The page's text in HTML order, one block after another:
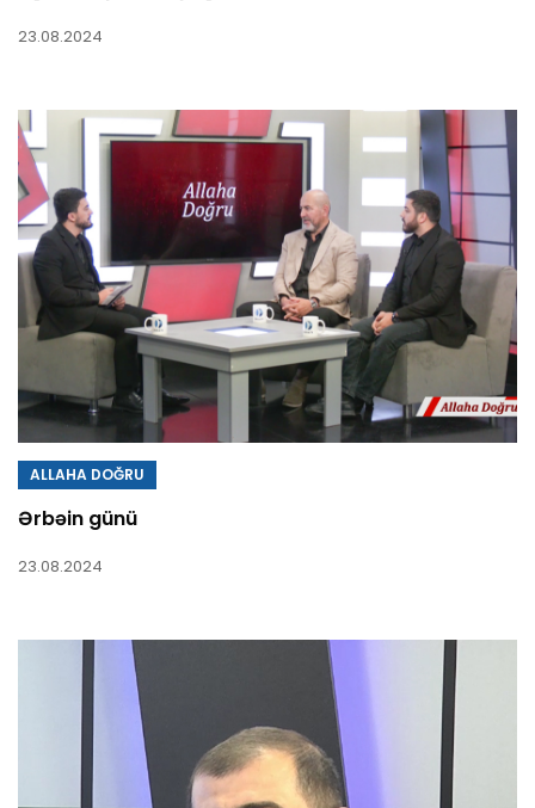
23.08.2024
ALLAHA DOĞRU
Ərbəin günü
23.08.2024